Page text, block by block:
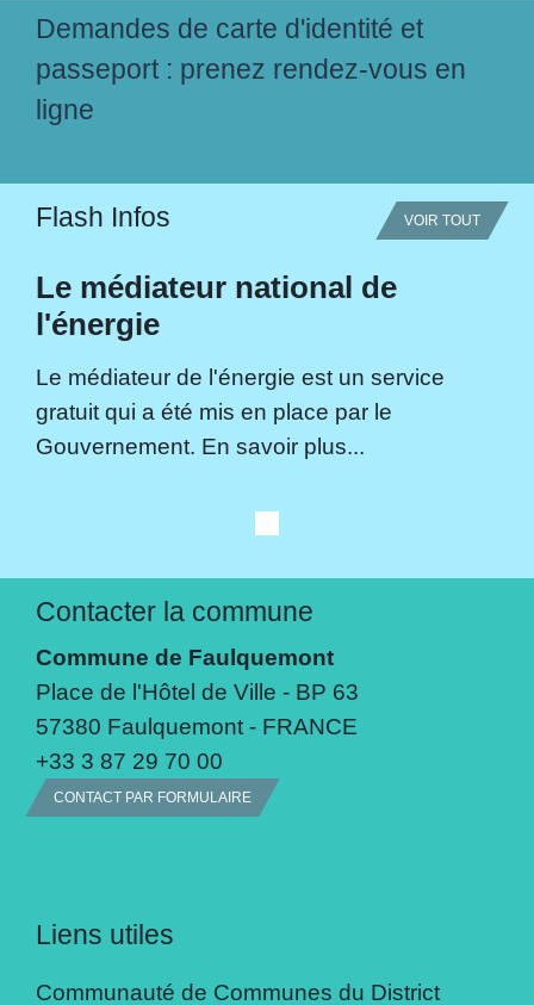
Demandes de carte d'identité et
passeport : prenez rendez-vous en
ligne
Flash Infos VOIR TOUT
Le médiateur national de
l'énergie
Le médiateur de l'énergie est un service
gratuit qui a été mis en place par le
Gouvernement. En savoir plus...
Contacter la commune
Commune de Faulquemont
Place de l'Hôtel de Ville - BP 63
57380 Faulquemont - FRANCE
+33 3 87 29 70 00
CONTACT PAR FORMULAIRE
Liens utiles
Communauté de Communes du District